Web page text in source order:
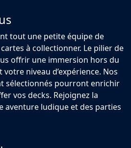
tout une petite équipe de
à collectionner. Le pilier de
offrir une immersion hors du
niveau d’expérience. Nos
sélectionnés pourront enrichir
vos decks. Rejoignez la
aventure ludique et des parties